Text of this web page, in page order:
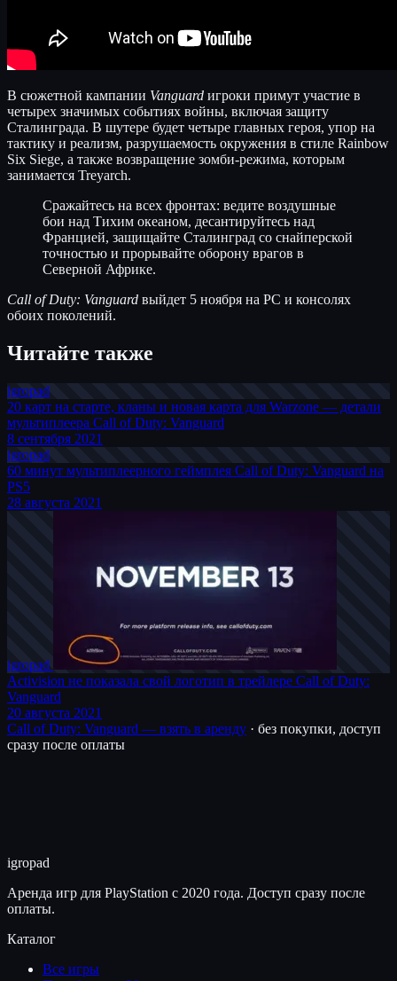
В сюжетной кампании Vanguard игроки примут участие в
четырех значимых событиях войны, включая защиту
Сталинграда. В шутере будет четыре главных героя, упор на
тактику и реализм, разрушаемость окружения в стиле Rainbow
Six Siege, а также возвращение зомби-режима, которым
занимается Treyarch.
Сражайтесь на всех фронтах: ведите воздушные
бои над Тихим океаном, десантируйтесь над
Францией, защищайте Сталинград со снайперской
точностью и прорывайте оборону врагов в
Северной Африке.
Call of Duty: Vanguard выйдет 5 ноября на PC и консолях
обоих поколений.
Читайте также
igropad
20 карт на старте, кланы и новая карта для Warzone — детали
мультиплеера Call of Duty: Vanguard
8 сентября 2021
igropad
60 минут мультиплеерного геймплея Call of Duty: Vanguard на
PS5
28 августа 2021
igropad
Activision не показала свой логотип в трейлере Call of Duty:
Vanguard
20 августа 2021
Call of Duty: Vanguard — взять в аренду · без покупки, доступ
сразу после оплаты
igropad
Аренда игр для PlayStation с 2020 года. Доступ сразу после
оплаты.
Каталог
Все игры